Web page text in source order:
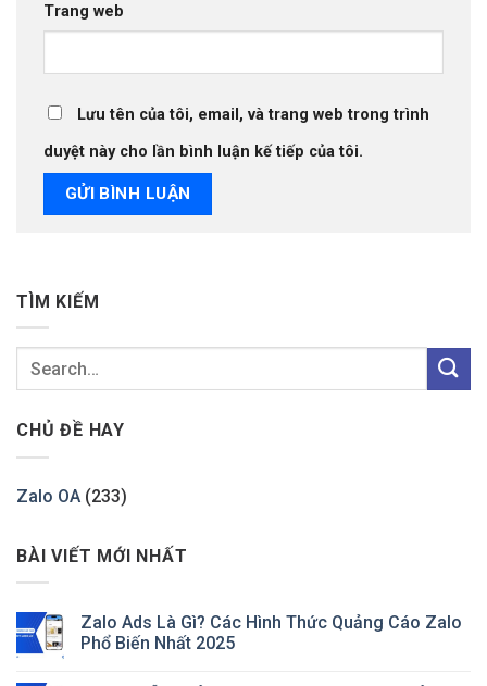
Trang web
Lưu tên của tôi, email, và trang web trong trình
duyệt này cho lần bình luận kế tiếp của tôi.
TÌM KIẾM
CHỦ ĐỀ HAY
Zalo OA (233)
BÀI VIẾT MỚI NHẤT
Zalo Ads Là Gì? Các Hình Thức Quảng Cáo Zalo
Phổ Biến Nhất 2025